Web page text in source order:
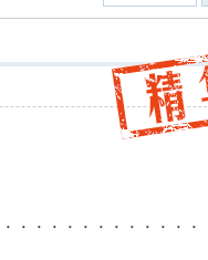
．．．．．．．．．．．．